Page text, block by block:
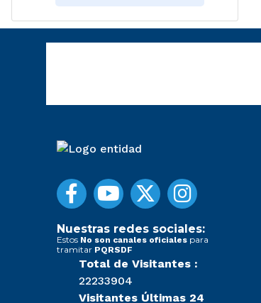
Nuestras redes sociales:
Estos No son canales oficiales para
tramitar PQRSDF
Total de Visitantes :
22233904
Visitantes Últimas 24